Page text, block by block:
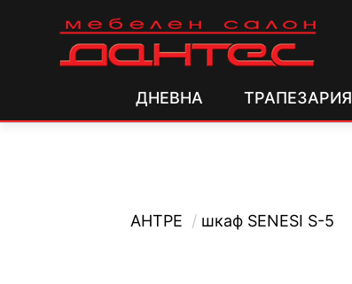
ДНЕВНА ТРАПЕЗАРИЯ
АНТРЕ / шкаф SENESI S-5